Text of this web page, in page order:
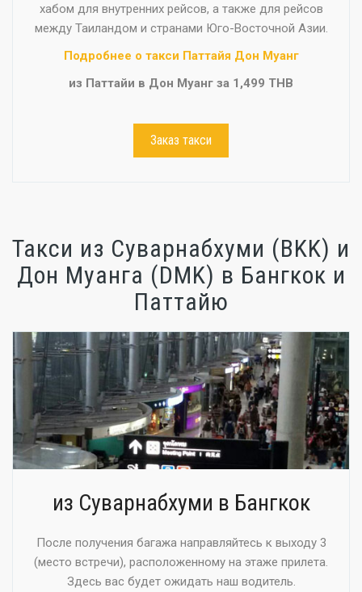
хабом для внутренних рейсов, а также для рейсов
между Таиландом и странами Юго-Восточной Азии.
Подробнее о такси Паттайя Дон Муанг
из Паттайи в Дон Муанг за 1,499 THB
Заказ такси
Такси из Суварнабхуми (BKK) и
Дон Муанга (DMK) в Бангкок и
Паттайю
из Суварнабхуми в Бангкок
После получения багажа направляйтесь к выходу 3
(место встречи), расположенному на этаже прилета.
Здесь вас будет ожидать наш водитель.